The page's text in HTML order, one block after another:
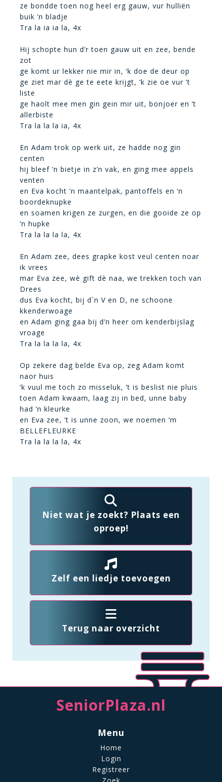
ze bondde toen nog heel erg gauw, vur hulliën
buik ’n bladje
Tra la ia ia la, 4x
Hij schopte hun d’r toen gauw uit en zee, bende
zot
ge komt ur lekker nie mir in, ‘k doe de deur op
ge ziet mar dè ge te eete krijgt, ‘k zie oe vur ’t
liste
ge haolt mee men gin gein mir uit, bonjoer en ’t
allerbiste
Tra la la la ia, 4x
En Adam trok op werk uit, ze hadde nog gin
centen
hij bleef ’n bietje in z’n vak, en ging mee appels
venten
en Eva kocht ’n maantelpak, pantoffels en ’n
boordeknupke
en soamen krigen ze zurgen, en die gooide ze op
’n hupke
Tra la la la la, 4x
En Adam zee, dees grapke kost veul centen noar
ik vrees
mar Eva zee, wè gift dè naa, we trekken toch van
Drees
dus Eva kocht, bij d`n V en D, ne schoone
kkenderwoage
en Adam ging gaa bij d’n heer om kenderbijslag
vroage
Tra la la la la, 4x
Op zekere dag belde Eva op, zeg Adam komt
naor huis
‘k vuul me toch zo misseluk, ’t is beslist nie pluis
toen Adam kwaam, laag zij in bed, unne baby
had ’n kleurke
en Eva zee, ’t is unne zoon, we noemen ‘m
BELLEFLEURKE
Tra la la la la, 4x
Niet wat je zoekt? Plaats een
oproep!
Zelf een liedje toevoegen
Terug naar overzicht
SeniorPlaza.nl
Menu
Home
Login
Registreer